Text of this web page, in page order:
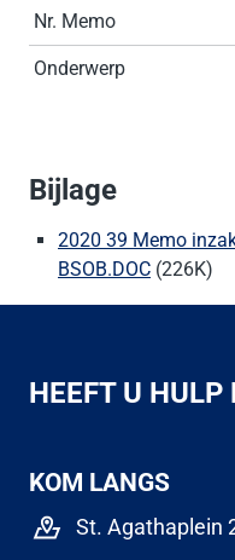
Nr. Memo
Onderwerp
Bijlage
2020 39 Memo
BSOB.DOC (226K)
HEEFT U HULP
KOM LANGS
St. Agathaplein